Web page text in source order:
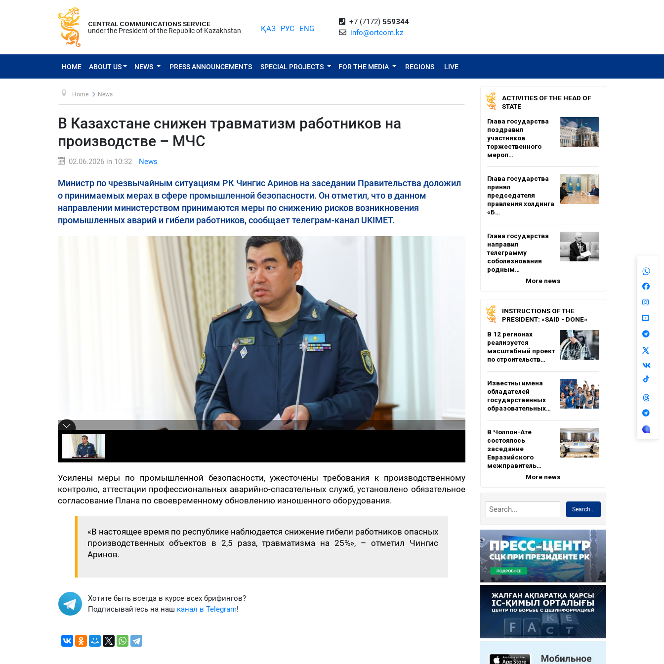
CENTRAL COMMUNICATIONS SERVICE
under the President of the Republic of Kazakhstan
ҚАЗ РУС ENG
+7 (7172) 559344
info@ortcom.kz
HOME ABOUT US NEWS PRESS ANNOUNCEMENTS SPECIAL PROJECTS FOR THE MEDIA REGIONS LIVE
Home News
В Казахстане снижен травматизм работников на
производстве – МЧС
02.06.2026 in 10:32 News
Министр по чрезвычайным ситуациям РК Чингис Аринов на заседании Правительства доложил
о принимаемых мерах в сфере промышленной безопасности. Он отметил, что в данном
направлении министерством принимаются меры по снижению рисков возникновения
промышленных аварий и гибели работников, сообщает телеграм-канал UKIMET.
Усилены меры по промышленной безопасности, ужесточены требования к производственному
контролю, аттестации профессиональных аварийно-спасательных служб, установлено обязательное
согласование Плана по своевременному обновлению изношенного оборудования.
«В настоящее время по республике наблюдается снижение гибели работников опасных
производственных объектов в 2,5 раза, травматизма на 25%», – отметил Чингис
Аринов.
Хотите быть всегда в курсе всех брифингов?
Подписывайтесь на наш канал в Telegram!
ACTIVITIES OF THE HEAD OF
STATE
Глава государства
поздравил
участников
торжественного
мероп…
Глава государства
принял
председателя
правления холдинга
«Б…
Глава государства
направил
телеграмму
соболезнования
родным…
More news
INSTRUCTIONS OF THE
PRESIDENT: «SAID - DONE»
В 12 регионах
реализуется
масштабный проект
по строительств…
Известны имена
обладателей
государственных
образовательных…
В Чолпон-Ате
состоялось
заседание
Евразийского
межправитель…
More news
Search...